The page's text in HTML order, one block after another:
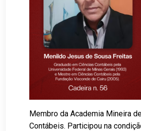
Membro da Academia Mineira
Contábeis. Participou na